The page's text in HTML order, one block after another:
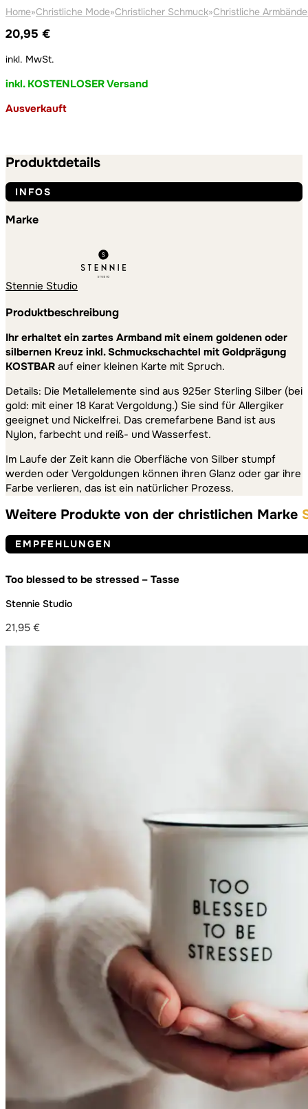
Home»Christliche Mode»Christlicher Schmuck»Christliche
20,95 €
inkl. MwSt.
inkl. KOSTENLOSER Versand
Ausverkauft
Produktdetails
INFOS
Marke
Stennie Studio
Produktbeschreibung
Ihr erhaltet ein zartes Armband mit einem goldenen oder
silbernen Kreuz inkl. Schmuckschachtel mit Goldprägung
KOSTBAR auf einer kleinen Karte mit Spruch.
Details: Die Metallelemente sind aus 925er Sterling Silber (bei
gold: mit einer 18 Karat Vergoldung.) Sie sind für Allergiker
geeignet und Nickelfrei. Das cremefarbene Band ist aus
Nylon, farbecht und reiß- und Wasserfest.
Im Laufe der Zeit kann die Oberfläche von Silber stumpf
werden oder Vergoldungen können ihren Glanz oder gar ihre
Farbe verlieren, das ist ein natürlicher Prozess.
Weitere Produkte von der christlichen Marke
EMPFEHLUNGEN
Too blessed to be stressed – Tasse
Stennie Studio
21,95 €